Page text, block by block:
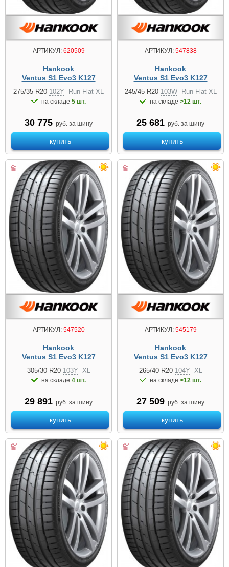
АРТИКУЛ:620509
Hankook
Ventus S1 Evo3 K127
275/35 R20 102Y Run Flat XL
на складе 5 шт.
30 775 руб. за шину
купить
АРТИКУЛ:547838
Hankook
Ventus S1 Evo3 K127
245/45 R20 103W Run Flat XL
на складе >12 шт.
25 681 руб. за шину
купить
АРТИКУЛ:547520
Hankook
Ventus S1 Evo3 K127
305/30 R20 103Y XL
на складе 4 шт.
29 891 руб. за шину
купить
АРТИКУЛ:545179
Hankook
Ventus S1 Evo3 K127
265/40 R20 104Y XL
на складе >12 шт.
27 509 руб. за шину
купить